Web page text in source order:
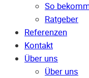
So
Ratgeber
Referenzen
Kontakt
Über uns
Über uns